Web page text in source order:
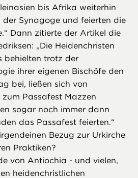
bis Afrika weiterhin
der Synagoge und feierten die
Dann zitierte der Artikel die
„Die Heidenchristen
behielten trotz der
ihrer eigenen Bischöfe den
bei, ließen sich von
Passafest Mazzen
sogar noch immer dann
das Passafest feierten.“
Bezug zur Urkirche
Praktiken?
von Antiochia - und vielen,
heidenchristlichen